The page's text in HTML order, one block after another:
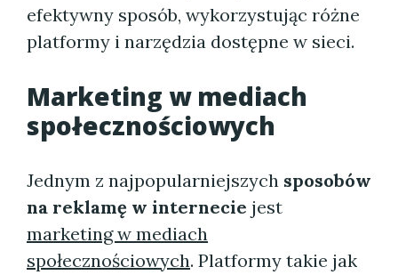
efektywny sposób, wykorzystując różne
platformy i narzędzia dostępne w sieci.
Marketing w mediach
społecznościowych
Jednym z najpopularniejszych sposobów
na reklamę w internecie jest
marketing w mediach
społecznościowych. Platformy takie jak